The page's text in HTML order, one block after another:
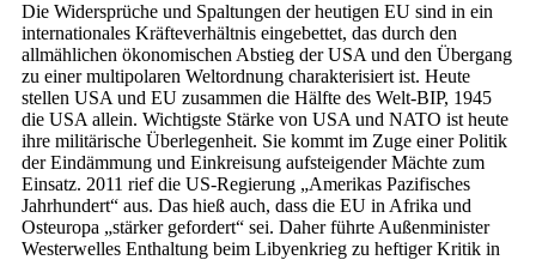
Die Widersprüche und Spaltungen der heutigen EU sind in ein
internationales Kräfteverhältnis eingebettet, das durch den
allmählichen ökonomischen Abstieg der USA und den Übergang
zu einer multipolaren Weltordnung charakterisiert ist. Heute
stellen USA und EU zusammen die Hälfte des Welt-BIP, 1945
die USA allein. Wichtigste Stärke von USA und NATO ist heute
ihre militärische Überlegenheit. Sie kommt im Zuge einer Politik
der Eindämmung und Einkreisung aufsteigender Mächte zum
Einsatz. 2011 rief die US-Regierung „Amerikas Pazifisches
Jahrhundert“ aus. Das hieß auch, dass die EU in Afrika und
Osteuropa „stärker gefordert“ sei. Daher führte Außenminister
Westerwelles Enthaltung beim Libyenkrieg zu heftiger Kritik in